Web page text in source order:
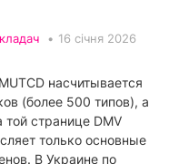
• 16 січня 2026
насчитывается
(более 500 типов), а
той странице DMV
только основные
В Украине по